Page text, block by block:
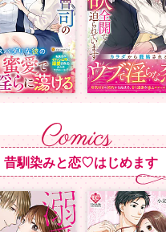
昔馴染みと恋♡はじめます